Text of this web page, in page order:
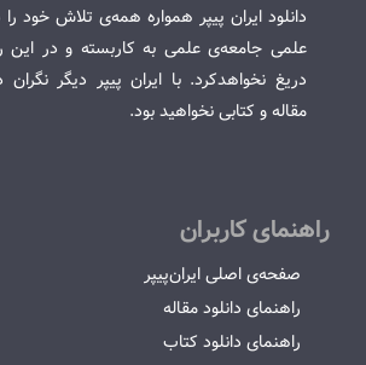
دانلود ایران پیپر همواره همه‌ی تلاش خود را
علمی جامعه‌ی علمی به کاربسته و در این
دریغ نخواهدکرد. با ایران پیپر دیگر
مقاله و کتابی نخواهید بود.
راهنمای کاربران
صفحه‌ی اصلی ایران‌پیپر
راهنمای دانلود مقاله
راهنمای دانلود کتاب